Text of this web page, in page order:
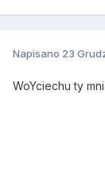
Napisano 23
WoYciechu ty